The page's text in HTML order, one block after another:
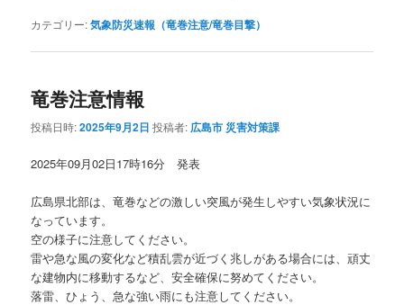
カテゴリー:気象防災速報（竜巻注意/竜巻目撃）
竜巻注意情報
投稿日時:2025年9月2日 投稿者: 広島市 災害対策課
2025年09月02日17時16分 発表
広島県北部は、竜巻などの激しい突風が発生しやすい気象状況に
なっています。
空の様子に注意してください。
雷や急な風の変化など積乱雲が近づく兆しがある場合には、頑丈
な建物内に移動するなど、安全確保に努めてください。
落雷、ひょう、急な強い雨にも注意してください。